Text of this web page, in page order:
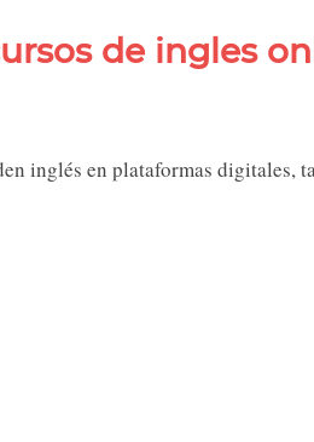
de ingles
inglés en plataformas digitales,